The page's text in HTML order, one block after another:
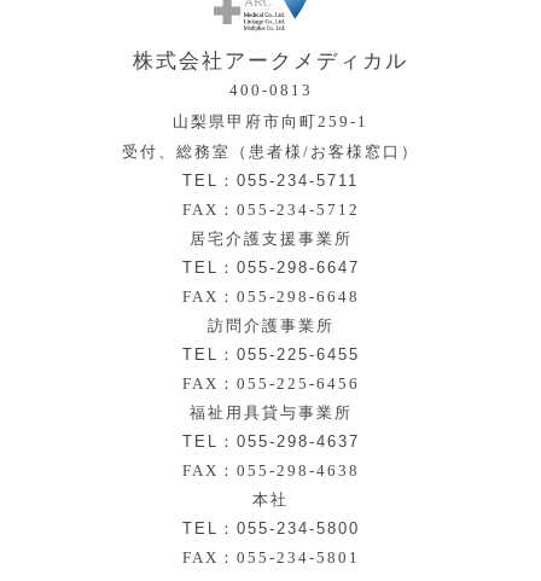
株式会社アークメディカル
400-0813
山梨県甲府市向町259-1
受付、総務室（患者様/お客様窓口）
TEL：055-234-5711
FAX：055-234-5712
居宅介護支援事業所
TEL：055-298-6647
FAX：055-298-6648
訪問介護事業所
TEL：055-225-6455
FAX：055-225-6456
福祉用具貸与事業所
TEL：055-298-4637
FAX：055-298-4638
本社
TEL：055-234-5800
FAX：055-234-5801